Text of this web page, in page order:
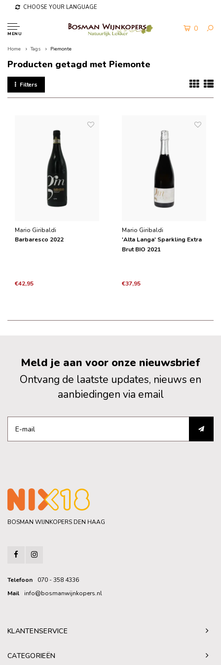
CHOOSE YOUR LANGUAGE
MENU
0
Home Tags Piemonte
Producten getagd met Piemonte
Filters
Mario Giribaldi
Barbaresco 2022
€42,95
Mario Giribaldi
'Alta Langa' Sparkling Extra
Brut BIO 2021
€37,95
Meld je aan voor onze nieuwsbrief
Ontvang de laatste updates, nieuws en
aanbiedingen via email
BOSMAN WIJNKOPERS DEN HAAG
Telefoon
070 - 358 4336
Mail
info@bosmanwijnkopers.nl
KLANTENSERVICE
CATEGORIEËN